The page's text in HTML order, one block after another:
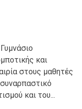
και
στους μαθητές
και του...